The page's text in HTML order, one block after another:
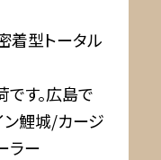
着型トータル
す。広島で
ン鯉城/カージ
ラー